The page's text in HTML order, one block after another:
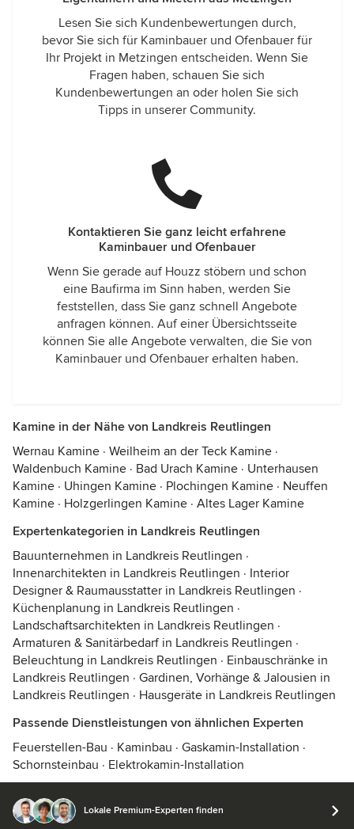
Lesen Sie sich Kundenbewertungen durch,
bevor Sie sich für Kaminbauer und Ofenbauer für
Ihr Projekt in Metzingen entscheiden. Wenn Sie
Fragen haben, schauen Sie sich
Kundenbewertungen an oder holen Sie sich
Tipps in unserer Community.
Kontaktieren Sie ganz leicht erfahrene
Kaminbauer und Ofenbauer
Wenn Sie gerade auf Houzz stöbern und schon
eine Baufirma im Sinn haben, werden Sie
feststellen, dass Sie ganz schnell Angebote
anfragen können. Auf einer Übersichtsseite
können Sie alle Angebote verwalten, die Sie von
Kaminbauer und Ofenbauer erhalten haben.
Kamine in der Nähe von Landkreis Reutlingen
Wernau Kamine · Weilheim an der Teck Kamine ·
Waldenbuch Kamine · Bad Urach Kamine · Unterhausen
Kamine · Uhingen Kamine · Plochingen Kamine · Neuffen
Kamine · Holzgerlingen Kamine · Altes Lager Kamine
Expertenkategorien in Landkreis Reutlingen
Bauunternehmen in Landkreis Reutlingen ·
Innenarchitekten in Landkreis Reutlingen · Interior
Designer & Raumausstatter in Landkreis Reutlingen ·
Küchenplanung in Landkreis Reutlingen ·
Landschaftsarchitekten in Landkreis Reutlingen ·
Armaturen & Sanitärbedarf in Landkreis Reutlingen ·
Beleuchtung in Landkreis Reutlingen · Einbauschränke in
Landkreis Reutlingen · Gardinen, Vorhänge & Jalousien in
Landkreis Reutlingen · Hausgeräte in Landkreis Reutlingen
Passende Dienstleistungen von ähnlichen Experten
Feuerstellen-Bau · Kaminbau · Gaskamin-Installation ·
Schornsteinbau · Elektrokamin-Installation
Lokale Premium-Experten finden
© 2026 Houzz Inc.